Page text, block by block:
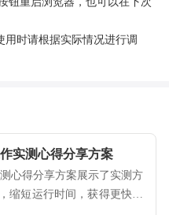
时请根据实际情况进行调
实测心得分享方案
心得分享方案展示了实测方
缩短运行时间，获得更快速